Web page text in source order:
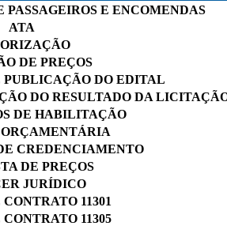
E ENCOMENDAS
ATA
DE PREÇOS
PUBLICAÇÃO DO EDITAL
DO RESULTADO DA
DE HABILITAÇÃO
CREDENCIAMENTO
DE PREÇOS
JURÍDICO
11301
11305